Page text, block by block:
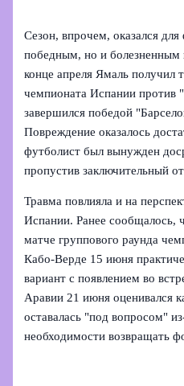
Сезон, впрочем, оказался для
победным, но и болезненным
конце апреля Ямаль получил
чемпионата Испании против
завершился победой
Повреждение оказалось
футболист был вынужден
пропустив заключительный
Травма повлияла и на
Испании. Ранее сообщалось,
матче группового раунда
Кабо‑Верде 15 июня
вариант с появлением во
Аравии 21 июня оценивался
оставалась "под вопросом"
необходимости возвращать